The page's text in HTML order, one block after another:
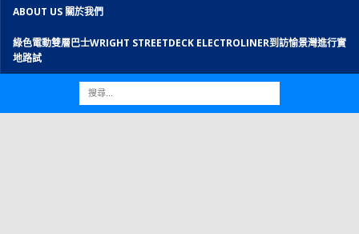
ABOUT US 關於我們
綠色電動雙層巴士WRIGHT STREETDECK ELECTROLINER到訪愉景灣進行實
地路試